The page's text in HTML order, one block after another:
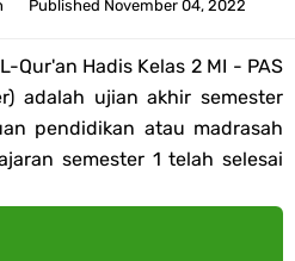
2026
2 Kelas 4 SD/MI Tahun 2026
bagi GTK Madrasah
(GWS) Untuk Guru Madrasah
MI Kurikulum Merdeka Tahun 2026
Published November 04, 2022
Qur'an Hadis Kelas 2 MI - PAS
adalah ujian akhir semester
pendidikan atau madrasah
semester 1 telah selesai